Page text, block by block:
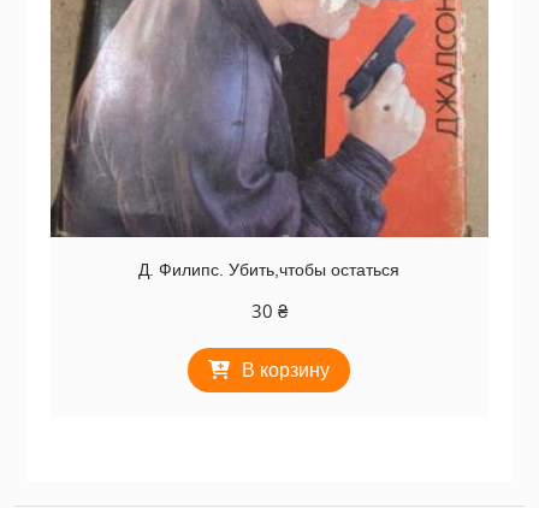
Д. Филипс. Убить,чтобы остаться
30 ₴
В корзину